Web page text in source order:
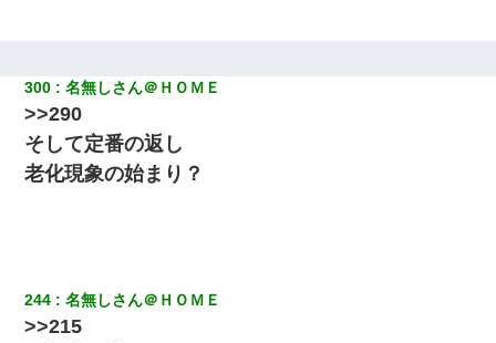
故私が怒鳴られなきゃいけなかったのだ
嘘をついてフリン旅行へ出かけた嫁→翌日、嫁「ただいま～」旦
那「娘がシんだよ。何度も連絡したのに…」嫁「えっ」→なん
と・・・
彼女(美人女医)にネックレスをプレゼント。「こんな安物を渡すく
らいなら、渡さないほうがマシだからね」→ ６０万したと話した
ら・・・
300 名無しさん＠ＨＯＭＥ
>>290
そして定番の返し
老化現象の始まり？
244 名無しさん＠ＨＯＭＥ
>>215